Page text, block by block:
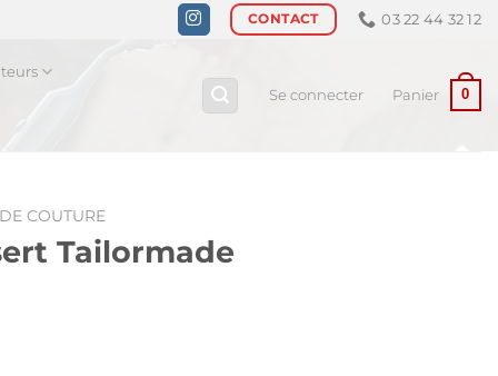
CONTACT 03 22 44 32 12
Se connecter Panier 0
COUTURE
Tailormade